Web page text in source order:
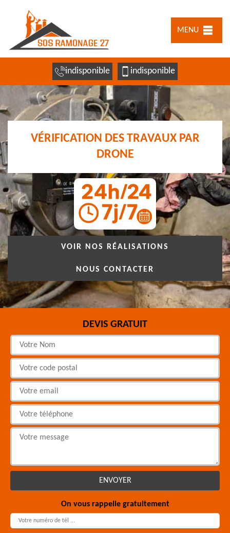
MENU
indisponible indisponible
VÉRIFICATION DES TRAVAUX PAR
DRONE
VOIR NOS RÉALISATIONS
NOUS CONTACTER
DEVIS GRATUIT
On vous rappelle gratuitement